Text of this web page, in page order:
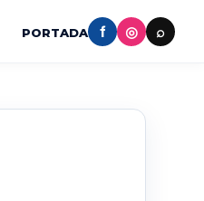
PORTADA f ◎ ⌕